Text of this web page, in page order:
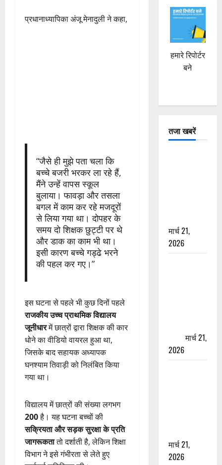
प्रधानाध्यापिका अंजू मेनादुली ने कहा,
“जैसे ही मुझे पता चला कि
बच्चे बजरी भरकर ला रहे हैं,
मैंने उन्हें वापस स्कूल
बुलाया। फावड़ा और तसला
बगल में काम कर रहे मजदूरों
से लिया गया था। दोपहर के
समय दो शिक्षक छुट्टी पर थे
और डाक का काम भी था।
इसी कारण बच्चे गड्ढे भरने
की पहल कर गए।”
इस घटना से पहले भी कुछ दिनों पहले
राजकीय उच्च प्राथमिक विद्यालय
जूनीधारमें छात्रों द्वारा शिक्षक की कार
धोने का वीडियो वायरल हुआ था,
जिसके बाद सहायक अध्यापक
घनश्याम तिवाड़ी को निलंबित किया
गया था।
विद्यालय में छात्रों की संख्या लगभग
200है। यह घटना बच्चों की
सक्रियता और सड़क सुरक्षा के प्रति
जागरूकतातो दर्शाती है, लेकिन शिक्षा
विभाग ने इसे गंभीरता से लेते हुए
हमारे रिपोर्टर
बने
तजा खबरें
मार्च 21,
2026
मार्च 21,
2026
मार्च 21,
2026